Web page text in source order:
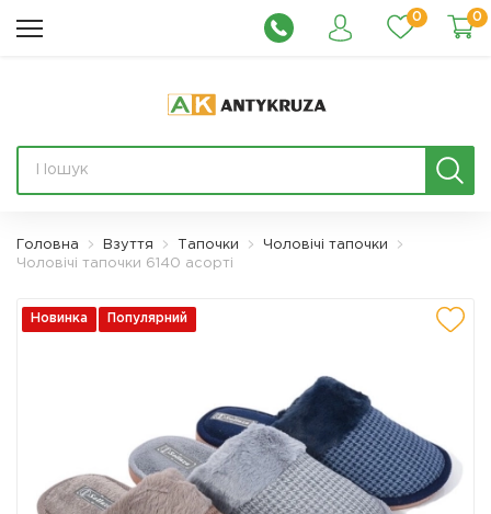
0 0
Головна Взуття Тапочки
Чоловічі тапочки
Чоловічі тапочки 6140 асорті
Новинка Популярний